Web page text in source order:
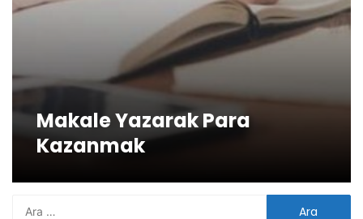
Makale Yazarak Para
Kazanmak